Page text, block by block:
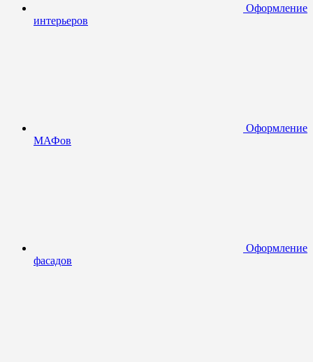
Оформление
интерьеров
Оформление
МАФов
Оформление
фасадов